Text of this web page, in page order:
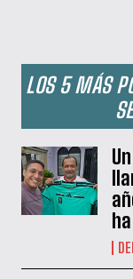
LOS 5 MÁS